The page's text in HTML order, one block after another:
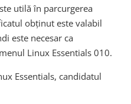
utilă în parcurgerea
obținut este valabil
este necesar ca
Linux Essentials 010.
Essentials, candidatul